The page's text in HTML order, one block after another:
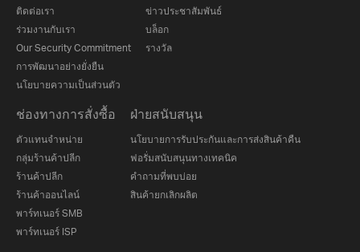
ติดต่อเรา
ร่วมงานกับเรา
Our Security Commitment
การพัฒนาอย่างยั่งยืน
นโยบายความเป็นส่วนตัว
ข่าวประชาสัมพันธ์
บล็อก
รางวัล
ช่องทางการสั่งซื้อ
ตัวแทนจำหน่าย
กลุ่มร้านค้าปลีก
ร้านค้าปลีก
ร้านค้าออนไลน์
พาร์ทเนอร์ SMB
พาร์ทเนอร์ ISP
ฝ่ายสนับสนุน
นโยบายการรับประกันและการส่งสินค้าคืน
ฟอรั่มสนับสนุนทางเทคนิค
คำถามที่พบบ่อย
สินค้ายกเลิกผลิต